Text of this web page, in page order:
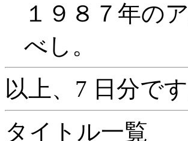
１９８７年の
べし。
以上、7 日分です
タイトル一覧